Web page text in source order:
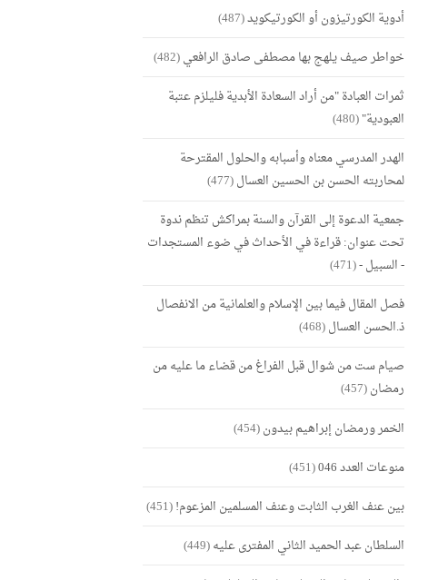
أدوية الكورتيزون أو الكورتيكويد(487)
خواطر صيف يلهج بها مصطفى صادق الرافعي(482)
ثمرات العبادة "من أراد السعادة الأبدية فليلزم عتبة
العبودية"(480)
الهدر المدرسي معناه وأسبابه والحلول المقترحة
لمحاربته الحسن بن الحسين العسال(477)
جمعية الدعوة إلى القرآن والسنة بمراكش تنظم ندوة
تحت عنوان: قراءة في الأحداث في ضوء المستجدات
- السبيل -(471)
فصل المقال فيما بين الإسلام والعلمانية من الانفصال
ذ.الحسن العسال(468)
صيام ست من شوال قبل الفراغ من قضاء ما عليه من
رمضان(457)
الخمر ورمضان إبراهيم بيدون(454)
منوعات العدد 046
(451)
بين عنف الغرب الثابت وعنف المسلمين المزعوم!(451)
السلطان عبد الحميد الثاني المفترى عليه(449)